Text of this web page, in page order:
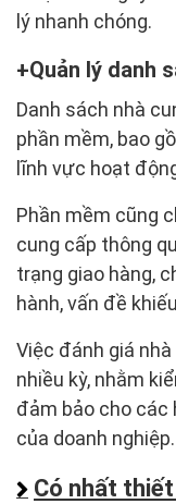
lý nhanh chóng.
Quản lý danh
Danh sách nhà
phần mềm, bao
lĩnh vực hoạt
Phần mềm cũng
cung cấp thông
trạng giao hàng,
hành, vấn đề
Việc đánh giá
nhiều kỳ, nhằm
đảm bảo cho các
của doanh nghiệp.
Có nhất